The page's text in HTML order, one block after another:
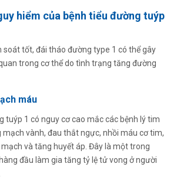
hiểm của bệnh tiểu đường tuýp
soát tốt, đái tháo đường type 1 có thể gây
trong cơ thể do tình trạng tăng đường
máu
tuýp 1 có nguy cơ cao mắc các bệnh lý tim
vành, đau thắt ngực, nhồi máu cơ tim,
và tăng huyết áp. Đây là một trong
đầu làm gia tăng tỷ lệ tử vong ở người